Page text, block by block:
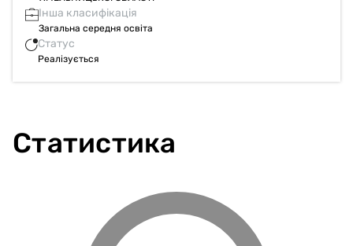
Інша класифікація
Загальна середня освіта
Статус
Реалізується
Статистика